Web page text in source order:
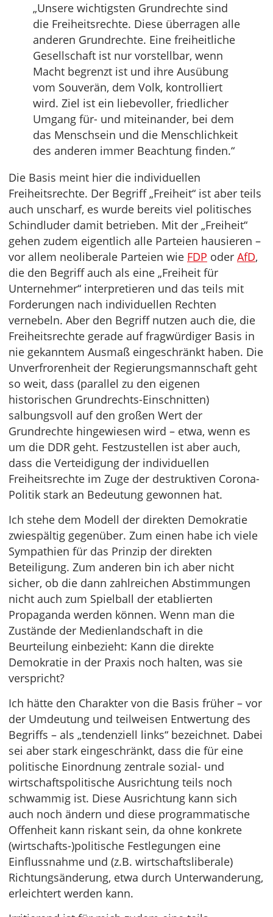
„Unsere wichtigsten Grundrechte sind
die Freiheitsrechte. Diese überragen alle
anderen Grundrechte. Eine freiheitliche
Gesellschaft ist nur vorstellbar, wenn
Macht begrenzt ist und ihre Ausübung
vom Souverän, dem Volk, kontrolliert
wird. Ziel ist ein liebevoller, friedlicher
Umgang für- und miteinander, bei dem
das Menschsein und die Menschlichkeit
des anderen immer Beachtung finden.“
Die Basis meint hier die individuellen
Freiheitsrechte. Der Begriff „Freiheit“ ist aber teils
auch unscharf, es wurde bereits viel politisches
Schindluder damit betrieben. Mit der „Freiheit“
gehen zudem eigentlich alle Parteien hausieren –
vor allem neoliberale Parteien wie FDP oder AfD,
die den Begriff auch als eine „Freiheit für
Unternehmer“ interpretieren und das teils mit
Forderungen nach individuellen Rechten
vernebeln. Aber den Begriff nutzen auch die, die
Freiheitsrechte gerade auf fragwürdiger Basis in
nie gekanntem Ausmaß eingeschränkt haben. Die
Unverfrorenheit der Regierungsmannschaft geht
so weit, dass (parallel zu den eigenen
historischen Grundrechts-Einschnitten)
salbungsvoll auf den großen Wert der
Grundrechte hingewiesen wird – etwa, wenn es
um die DDR geht. Festzustellen ist aber auch,
dass die Verteidigung der individuellen
Freiheitsrechte im Zuge der destruktiven Corona-
Politik stark an Bedeutung gewonnen hat.
Ich stehe dem Modell der direkten Demokratie
zwiespältig gegenüber. Zum einen habe ich viele
Sympathien für das Prinzip der direkten
Beteiligung. Zum anderen bin ich aber nicht
sicher, ob die dann zahlreichen Abstimmungen
nicht auch zum Spielball der etablierten
Propaganda werden können. Wenn man die
Zustände der Medienlandschaft in die
Beurteilung einbezieht: Kann die direkte
Demokratie in der Praxis noch halten, was sie
verspricht?
Ich hätte den Charakter von die Basis früher – vor
der Umdeutung und teilweisen Entwertung des
Begriffs – als „tendenziell links“ bezeichnet. Dabei
sei aber stark eingeschränkt, dass die für eine
politische Einordnung zentrale sozial- und
wirtschaftspolitische Ausrichtung teils noch
schwammig ist. Diese Ausrichtung kann sich
auch noch ändern und diese programmatische
Offenheit kann riskant sein, da ohne konkrete
(wirtschafts-)politische Festlegungen eine
Einflussnahme und (z.B. wirtschaftsliberale)
Richtungsänderung, etwa durch Unterwanderung,
erleichtert werden kann.